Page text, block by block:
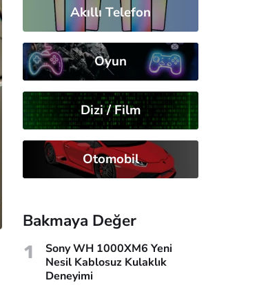
Akıllı Telefon
Oyun
Dizi / Film
Otomobil
Bakmaya Değer
1
Sony WH 1000XM6 Yeni
Nesil Kablosuz Kulaklık
Deneyimi